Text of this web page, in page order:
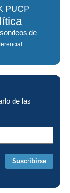
PUCP
sondeos de
de las